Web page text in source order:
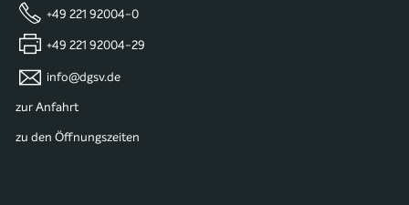
+49 221 92004-0
+49 221 92004-29
info@dgsv.de
zur Anfahrt
zu den Öffnungszeiten